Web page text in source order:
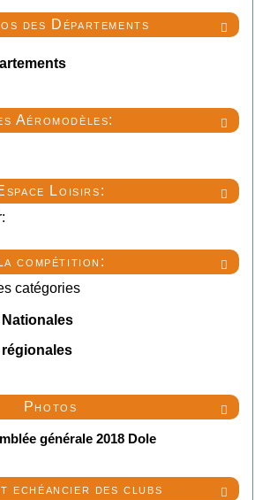

des Départements

Aéromodèles:

Loisirs:

compétition:
catégories

Photos
générale 2018 Dole

echéancier des clubs